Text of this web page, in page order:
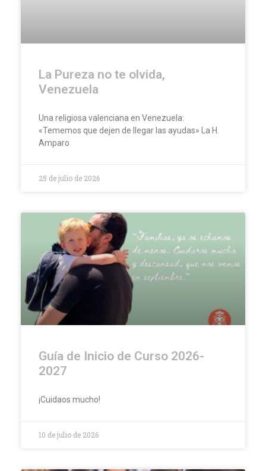
La Pureza no te olvida,
Venezuela
Una religiosa valenciana en Venezuela:
«Tememos que dejen de llegar las ayudas» La H.
Amparo
25 de julio de 2026
Guía de Inicio de Curso 2026-
2027
¡Cuidaos mucho!
10 de julio de 2026